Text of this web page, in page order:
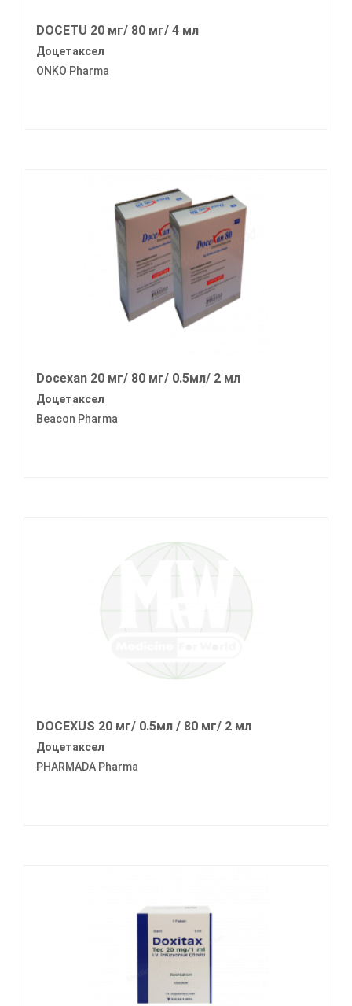
DOCETU 20 мг/ 80 мг/ 4 мл
Доцетаксел
ONKO Pharma
Docexan 20 мг/ 80 мг/ 0.5мл/ 2 мл
Доцетаксел
Beacon Pharma
DOCEXUS 20 мг/ 0.5мл / 80 мг/ 2 мл
Доцетаксел
PHARMADA Pharma